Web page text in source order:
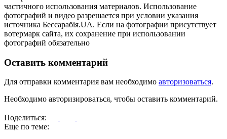
частичного использования материалов. Использование
фотографий и видео разрешается при условии указания
источника Бессарабія.UA. Если на фотографии присутствует
вотермарк сайта, их сохранение при использовании
фотографий обязательно
Оставить комментарий
Для отправки комментария вам необходимо авторизоваться.
Необходимо авторизироваться, чтобы оставить комментарий.
Поделиться:
Еще по теме: